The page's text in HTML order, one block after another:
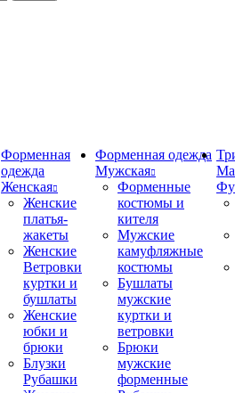
Форменная
одежда
Женская
Женские
платья-
жакеты
Женские
Ветровки
куртки и
бушлаты
Женские
юбки и
брюки
Блузки
Рубашки
Форменная одежда
Мужская
Форменные
костюмы и
кителя
Мужские
камуфляжные
костюмы
Бушлаты
мужские
куртки и
ветровки
Брюки
мужские
форменные